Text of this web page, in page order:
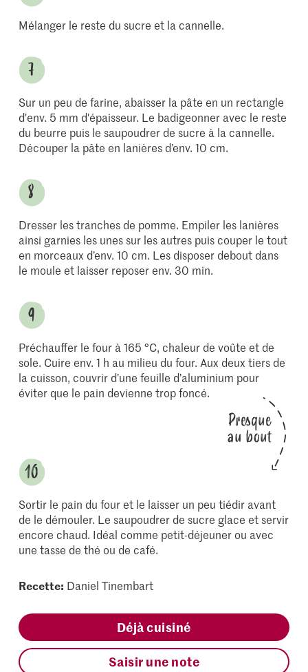
Mélanger le reste du sucre et la cannelle.
Sur un peu de farine, abaisser la pâte en un rectangle
d'env. 5 mm d'épaisseur. Le badigeonner avec le reste
du beurre puis le saupoudrer de sucre à la cannelle.
Découper la pâte en lanières d’env. 10 cm.
Dresser les tranches de pomme. Empiler les lanières
ainsi garnies les unes sur les autres puis couper le tout
en morceaux d’env. 10 cm. Les disposer debout dans
le moule et laisser reposer env. 30 min.
Préchauffer le four à 165 °C, chaleur de voûte et de
sole. Cuire env. 1 h au milieu du four. Aux deux tiers de
la cuisson, couvrir d’une feuille d’aluminium pour
éviter que le pain devienne trop foncé.
Presque
au bout
Sortir le pain du four et le laisser un peu tiédir avant
de le démouler. Le saupoudrer de sucre glace et servir
encore chaud. Idéal comme petit-déjeuner ou avec
une tasse de thé ou de café.
Recette: Daniel Tinembart
Déjà cuisiné
Saisir une note